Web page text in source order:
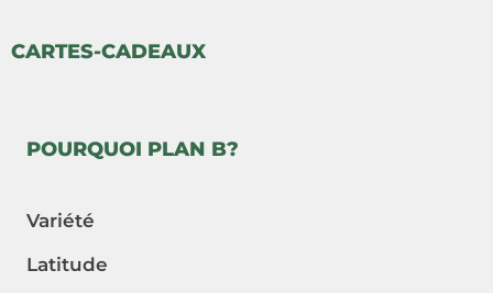
CARTES-CADEAUX
POURQUOI PLAN B?
Variété
Latitude